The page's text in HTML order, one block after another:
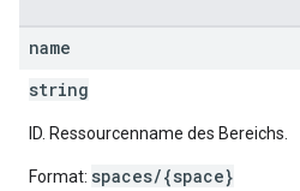
name
string
ID. Ressourcenname des Bereichs.
Format: spaces/{space}